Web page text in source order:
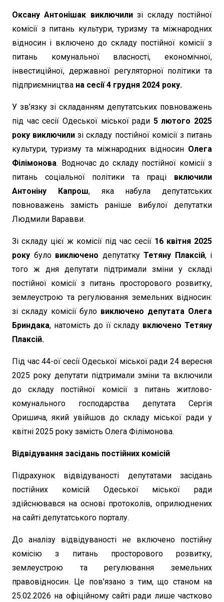
Оксану Антонішак виключилизі складу постійної
комісії з питань культури, туризму та міжнародних
відносин і включено до складу постійної комісії з
питань комунальної власності, економічної,
інвестиційної, державної регуляторної політики та
підприємництва на сесії 4 грудня 2024 року.
У зв’язку зі складанням депутатських повноважень
під час сесії Одеської міської ради 5 лютого 2025
року виключили зі складу постійної комісії з питань
культури, туризму та міжнародних відносин Олега
Філімонова. Водночас до складу постійної комісії з
питань соціальної політики та праці включили
Антоніну Капрош, яка набула депутатських
повноважень замість раніше вибулої депутатки
Людмили Варавви.
Зі складу цієї ж комісії під час сесії 16 квітня 2025
року було виключено депутатку Тетяну Плаксій, і
того ж дня депутати підтримали зміни у складі
постійної комісії з питань просторового розвитку,
землеустрою та регулювання земельних відносин:
зі складу комісії було виключено депутата Олега
Бриндака, натомість до її складу включено Тетяну
Плаксій.
Під час 44-ої сесії Одеської міської ради 24 вересня
2025 року депутати підтримали зміни та включили
до складу постійної комісії з питань житлово-
комунального господарства депутата Сергія
Оришича, який увійшов до складу міської ради у
квітні 2025 року замість Олега Філімонова.
Відвідування засідань постійних комісій
Підрахунок відвідуваності депутатами засідань
постійних комісій Одеської міської ради
здійснювався на основі протоколів, оприлюднених
на сайті депутатського порталу.
До аналізу відвідуваності не включено постійну
комісію з питань просторового розвитку,
землеустрою та регулювання земельних
правовідносин. Це пов’язано з тим, що станом на
25.02.2026 на офіційному сайті ради лише частково